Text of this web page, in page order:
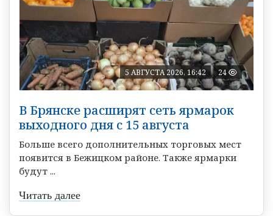
5 АВГУСТА 2026, 16:42 24
В Брянске расширят сеть ярмарок
выходного дня с 15 августа
Больше всего дополнительных торговых мест
появится в Бежицком районе. Также ярмарки
будут ...
Читать далее